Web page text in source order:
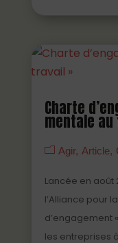
Charte
mentale
Agir Article
Lancée en août
l’Alliance pour
d’engagement
les entreprises